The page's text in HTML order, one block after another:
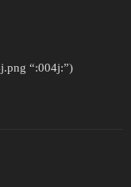
“:004j:”)